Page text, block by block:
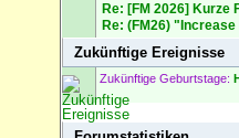
Re: [FM 2026] Kurze
Re: (FM26)
Zukünftige Ereignisse
Zukünftige Geburtstage: